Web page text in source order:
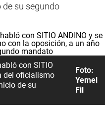
de su segundo
con SITIO
del oficialismo
de su
Foto:
Yemel
Fil